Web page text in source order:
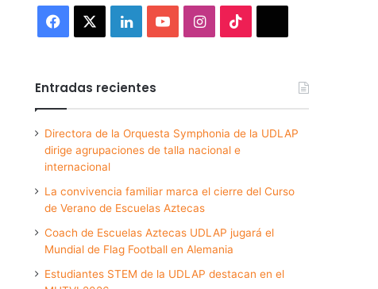
Facebook LinkedInYouTubeInstagram
Entradas recientes
Directora de la Orquesta Symphonia de la UDLAP
dirige agrupaciones de talla nacional e
internacional
La convivencia familiar marca el cierre del Curso
de Verano de Escuelas Aztecas
Coach de Escuelas Aztecas UDLAP jugará el
Mundial de Flag Football en Alemania
Estudiantes STEM de la UDLAP destacan en el